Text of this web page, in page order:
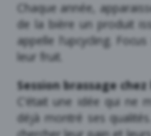
Chaque année,
de la bière un produit
appelle l’upcycling.
leur fruit.
Session brassage
C’était une idée qui ne
déjà montré ses